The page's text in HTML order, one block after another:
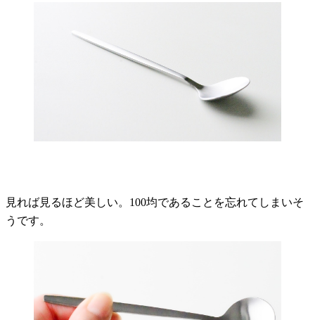
見れば見るほど美しい。100均であることを忘れてしまいそ
うです。